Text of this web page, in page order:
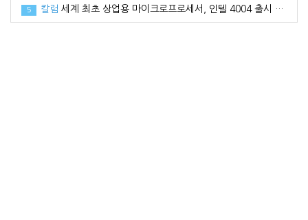
5 칼럼 세계 최초 상업용 마이크로프로세서, 인텔 4004 출시 50주년